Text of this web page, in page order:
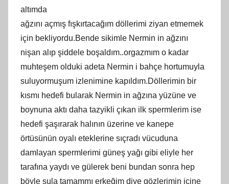
altımda
ağzını açmış fışkırtacağım döllerimi ziyan etmemek
için bekliyordu.Bende sikimle Nermin in ağzını
nişan alıp şiddele boşaldım..orgazmım o kadar
muhteşem olduki adeta Nermin i bahçe hortumuyla
suluyormuşum izlenimine kapıldım.Döllerimin bir
kısmı hedefi bularak Nermin in ağzına yüzüne ve
boynuna aktı daha tazyikli çıkan ilk spermlerim ise
hedefi şaşırarak halının üzerine ve kanepe
örtüsünün oyalı eteklerine sıçradı vücuduna
damlayan spermlerimi güneş yağı gibi eliyle her
tarafına yaydı ve gülerek beni bundan sonra hep
böyle sula tamammı erkeğim diye gözlerimin içine